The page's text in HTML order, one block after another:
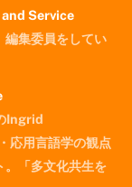
Service
編集委員をしてい
Ingrid
応用言語学の観点
。「多文化共生を